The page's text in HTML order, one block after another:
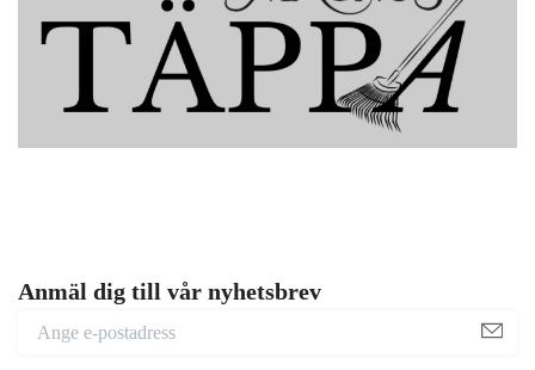
Anmäl dig till vår nyhetsbrev